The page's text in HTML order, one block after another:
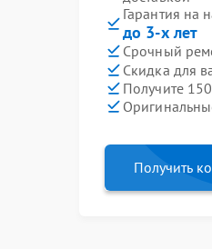
Гарантия на
до 3-х лет
Срочный
Скидка для
Получите
Получить